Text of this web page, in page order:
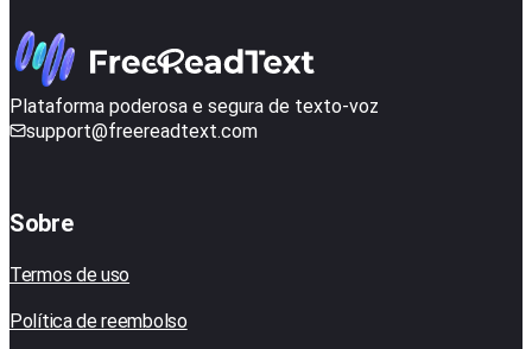
Plataforma poderosa e segura de texto-voz
support@freereadtext.com
Sobre
Termos de uso
Política de reembolso